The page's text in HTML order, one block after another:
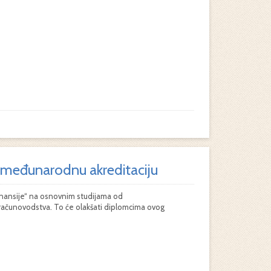
akreditaciju
na osnovnim studijama od
To će olakšati diplomcima ovog